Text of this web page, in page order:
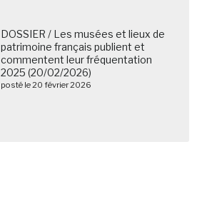
DOSSIER / Les musées et lieux de
patrimoine français publient et
commentent leur fréquentation
2025 (20/02/2026)
posté le 20 février 2026